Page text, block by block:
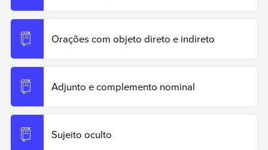
Orações com objeto direto e indireto
Adjunto e complemento nominal
Sujeito oculto